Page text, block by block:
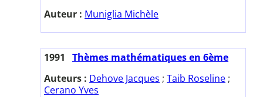
Auteur : Muniglia Michèle
1991
Thèmes mathématiques en 6ème
Auteurs : Dehove Jacques ; Taib Roseline ;
Cerano Yves